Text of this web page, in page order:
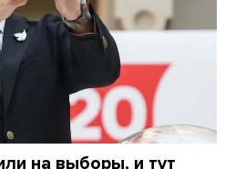
на выборы, и тут